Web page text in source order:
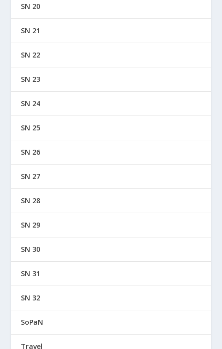
SN 20
SN 21
SN 22
SN 23
SN 24
SN 25
SN 26
SN 27
SN 28
SN 29
SN 30
SN 31
SN 32
SoPaN
Travel